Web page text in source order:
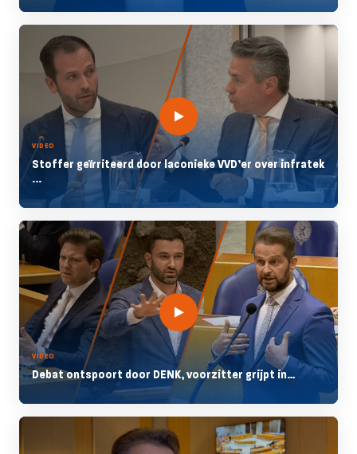
VIDEO
Stoffer geïrriteerd door laconieke VVD’er over infratek
...
VIDEO
Debat ontspoort door DENK, voorzitter grijpt in…